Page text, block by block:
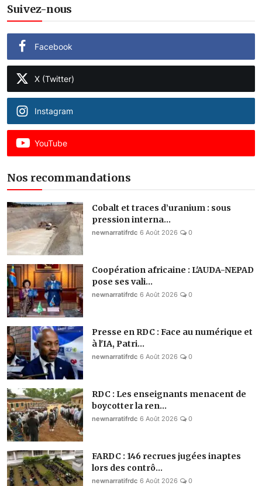
Suivez-nous
Facebook
X (Twitter)
Instagram
YouTube
Nos recommandations
Cobalt et traces d’uranium : sous
pression interna...
newnarratifrdc 6 Août 2026 0
Coopération africaine : L'AUDA-NEPAD
pose ses vali...
newnarratifrdc 6 Août 2026 0
Presse en RDC : Face au numérique et
à l'IA, Patri...
newnarratifrdc 6 Août 2026 0
RDC : Les enseignants menacent de
boycotter la ren...
newnarratifrdc 6 Août 2026 0
FARDC : 146 recrues jugées inaptes
lors des contrô...
newnarratifrdc 6 Août 2026 0